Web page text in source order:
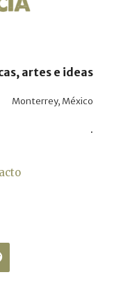
artes e ideas
Monterrey, México
.